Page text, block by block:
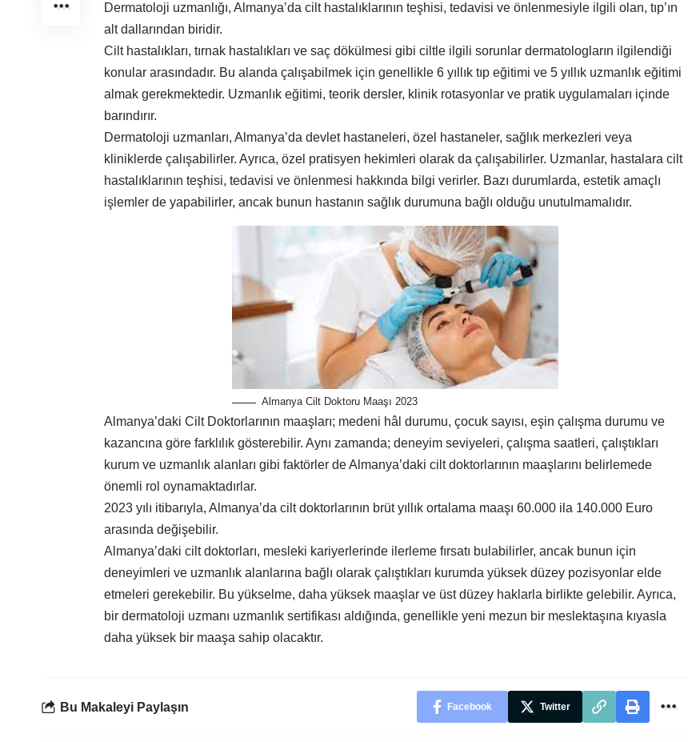
Dermatoloji uzmanlığı, Almanya’da cilt hastalıklarının teşhisi, tedavisi ve önlenmesiyle ilgili olan, tıp’ın
alt dallarından biridir.
Cilt hastalıkları, tırnak hastalıkları ve saç dökülmesi gibi ciltle ilgili sorunlar dermatologların ilgilendiği
konular arasındadır. Bu alanda çalışabilmek için genellikle 6 yıllık tıp eğitimi ve 5 yıllık uzmanlık eğitimi
almak gerekmektedir. Uzmanlık eğitimi, teorik dersler, klinik rotasyonlar ve pratik uygulamaları içinde
barındırır.
Dermatoloji uzmanları, Almanya’da devlet hastaneleri, özel hastaneler, sağlık merkezleri veya
kliniklerde çalışabilirler. Ayrıca, özel pratisyen hekimleri olarak da çalışabilirler. Uzmanlar, hastalara cilt
hastalıklarının teşhisi, tedavisi ve önlenmesi hakkında bilgi verirler. Bazı durumlarda, estetik amaçlı
işlemler de yapabilirler, ancak bunun hastanın sağlık durumuna bağlı olduğu unutulmamalıdır.
Almanya Cilt Doktoru Maaşı 2023
Almanya’daki Cilt Doktorlarının maaşları; medeni hâl durumu, çocuk sayısı, eşin çalışma durumu ve
kazancına göre farklılık gösterebilir. Aynı zamanda; deneyim seviyeleri, çalışma saatleri, çalıştıkları
kurum ve uzmanlık alanları gibi faktörler de Almanya’daki cilt doktorlarının maaşlarını belirlemede
önemli rol oynamaktadırlar.
2023 yılı itibarıyla, Almanya’da cilt doktorlarının brüt yıllık ortalama maaşı 60.000 ila 140.000 Euro
arasında değişebilir.
Almanya’daki cilt doktorları, mesleki kariyerlerinde ilerleme fırsatı bulabilirler, ancak bunun için
deneyimleri ve uzmanlık alanlarına bağlı olarak çalıştıkları kurumda yüksek düzey pozisyonlar elde
etmeleri gerekebilir. Bu yükselme, daha yüksek maaşlar ve üst düzey haklarla birlikte gelebilir. Ayrıca,
bir dermatoloji uzmanı uzmanlık sertifikası aldığında, genellikle yeni mezun bir meslektaşına kıyasla
daha yüksek bir maaşa sahip olacaktır.
Bu Makaleyi Paylaşın Facebook Twitter